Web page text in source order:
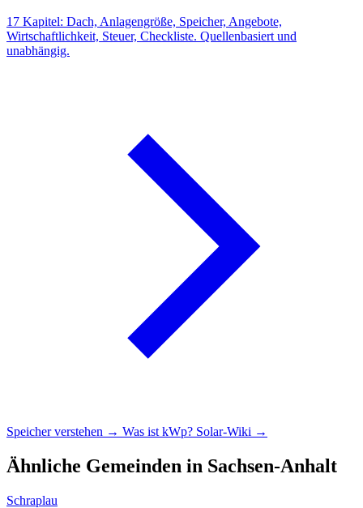
17 Kapitel: Dach, Anlagengröße, Speicher, Angebote,
Wirtschaftlichkeit, Steuer, Checkliste. Quellenbasiert und
unabhängig.
Speicher verstehen → Was ist kWp? Solar-Wiki →
Ähnliche Gemeinden in Sachsen-Anhalt
Schraplau